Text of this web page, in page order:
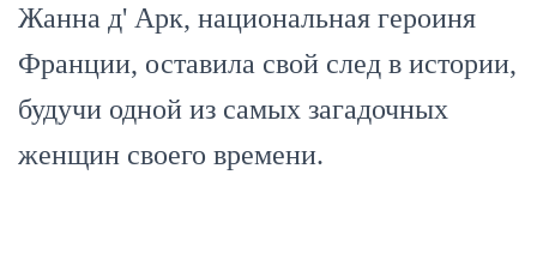
Жанна д' Арк, национальная героиня
Франции, оставила свой след в истории,
будучи одной из самых загадочных
женщин своего времени.